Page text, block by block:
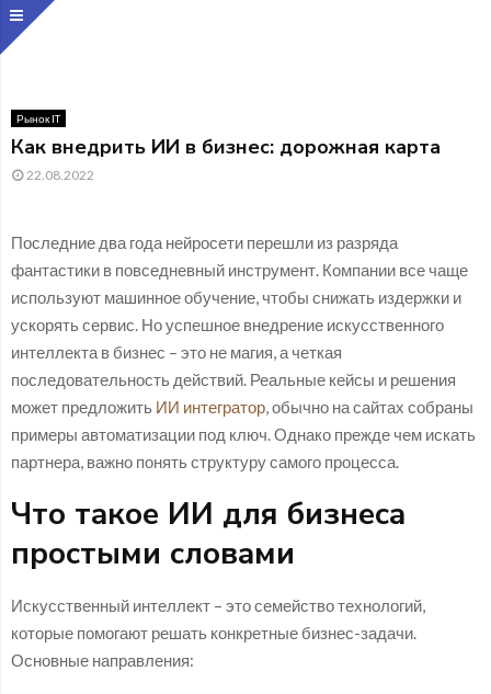
Рынок IT
Как внедрить ИИ в бизнес: дорожная карта
22.08.2022
Последние два года нейросети перешли из разряда
фантастики в повседневный инструмент. Компании все чаще
используют машинное обучение, чтобы снижать издержки и
ускорять сервис. Но успешное внедрение искусственного
интеллекта в бизнес – это не магия, а четкая
последовательность действий. Реальные кейсы и решения
может предложить ИИ интегратор , обычно на сайтах собраны
примеры автоматизации под ключ. Однако прежде чем искать
партнера, важно понять структуру самого процесса.
Что такое ИИ для бизнеса
простыми словами
Искусственный интеллект – это семейство технологий,
которые помогают решать конкретные бизнес-задачи.
Основные направления: